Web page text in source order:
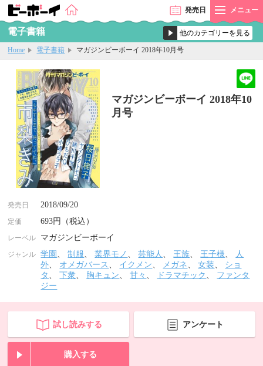
発売日 メニュー
電子書籍
Home 電子書籍 マガジンビーボーイ 2018年10月号
マガジンビーボーイ 2018年10
月号
発売日 2018/09/20
定価 693円（税込）
レーベル マガジンビーボーイ
ジャンル 学園 、制服、業界モノ 、芸能人 、 王族、 王子様、
人
外、 オメガバース 、 イクメン、 メガネ、女装、 ショ
タ 、下衆、 胸キュン、甘々 、 ドラマチック 、 ファンタ
ジー
試し読みする アンケート
購入する